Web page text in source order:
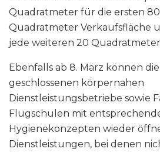
Quadratmeter für die ersten
Quadratmeter Verkaufsfläche
jede weiteren 20
Ebenfalls ab 8. März können
geschlossenen körpernahen
Dienstleistungsbetriebe sowie
Flugschulen mit
Hygienekonzepten wieder
Dienstleistungen, bei denen